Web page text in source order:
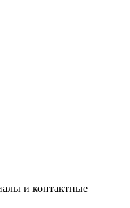
и контактные